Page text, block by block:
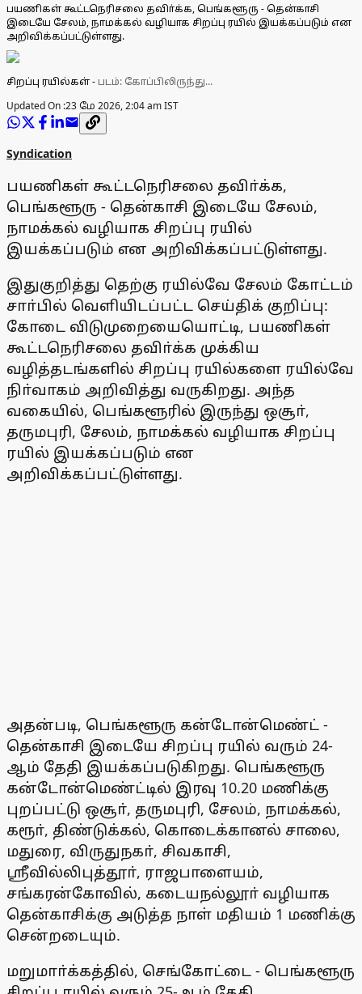
பயணிகள் கூட்டநெரிசலை தவிா்க்க, பெங்களூரு - தென்காசி
இடையே சேலம், நாமக்கல் வழியாக சிறப்பு ரயில் இயக்கப்படும் என
அறிவிக்கப்பட்டுள்ளது.
சிறப்பு ரயில்கள்- படம்: கோப்பிலிருந்து...
Updated On :23 மே 2026, 2:04 am IST
Syndication
பயணிகள் கூட்டநெரிசலை தவிா்க்க,
பெங்களூரு - தென்காசி இடையே சேலம்,
நாமக்கல் வழியாக சிறப்பு ரயில்
இயக்கப்படும் என அறிவிக்கப்பட்டுள்ளது.
இதுகுறித்து தெற்கு ரயில்வே சேலம் கோட்டம்
சாா்பில் வெளியிடப்பட்ட செய்திக் குறிப்பு:
கோடை விடுமுறையையொட்டி, பயணிகள்
கூட்டநெரிசலை தவிா்க்க முக்கிய
வழித்தடங்களில் சிறப்பு ரயில்களை ரயில்வே
நிா்வாகம் அறிவித்து வருகிறது. அந்த
வகையில், பெங்களூரில் இருந்து ஒசூா்,
தருமபுரி, சேலம், நாமக்கல் வழியாக சிறப்பு
ரயில் இயக்கப்படும் என
அறிவிக்கப்பட்டுள்ளது.
அதன்படி, பெங்களூரு கன்டோன்மெண்ட் -
தென்காசி இடையே சிறப்பு ரயில் வரும் 24-
ஆம் தேதி இயக்கப்படுகிறது. பெங்களூரு
கன்டோன்மெண்ட்டில் இரவு 10.20 மணிக்கு
புறப்பட்டு ஒசூா், தருமபுரி, சேலம், நாமக்கல்,
கரூா், திண்டுக்கல், கொடைக்கானல் சாலை,
மதுரை, விருதுநகா், சிவகாசி,
ஸ்ரீவில்லிபுத்தூா், ராஜபாளையம்,
சங்கரன்கோவில், கடையநல்லூா் வழியாக
தென்காசிக்கு அடுத்த நாள் மதியம் 1 மணிக்கு
சென்றடையும்.
மறுமாா்க்கத்தில், செங்கோட்டை - பெங்களூரு